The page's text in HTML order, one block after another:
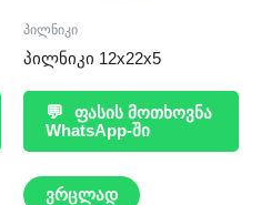
პილნიკი
პილნიკი 12x22x5
💬
ფასის მოთხოვნა
WhatsApp-ში
ვრცლად